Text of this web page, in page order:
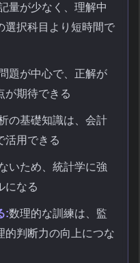
量が少なく、理解中
選択科目より短時間で
題が中心で、正解が
が期待できる
の基礎知識は、会計
活用できる
いため、統計学に強
になる
:数理的な訓練は、監
的判断力の向上につな